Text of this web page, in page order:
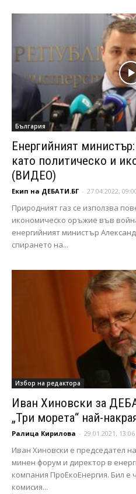
България
Енергийният
като политическо и
(ВИДЕО)
Екип на ДЕБАТИ.БГ - 27.04.2022,
Природният газ се използва
икономическо оръжие във
енергийният министър
спирането на...
Избор на редактора
Иван Хиновски за
„Три морета“ най-
Ралица Кирилова - 29.01.2021, 13:06
Иван Хиновски е председател
минен форум и директор в
компания ПроЕкоЕнергия. Бил
комисия...